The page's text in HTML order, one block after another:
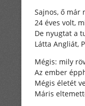
Sajnos, ő már
24 éves volt,
De nyugtat a
Látta Angliát,
Mégis: mily
Az ember
Mégis életét
Máris